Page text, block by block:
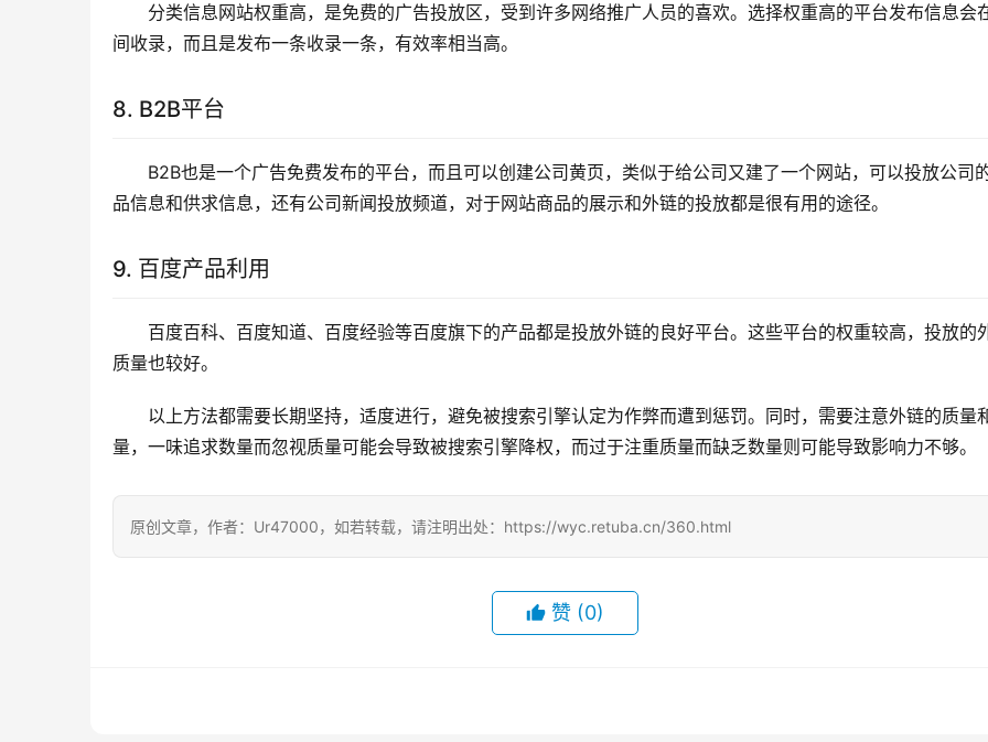
分类信息网站权重高，是免费的广告投放区，受到许多网络推广人员的喜欢。选择权重高的平台发布信息会
间收录，而且是发布一条收录一条，有效率相当高。
8. B2B平台
B2B也是一个广告免费发布的平台，而且可以创建公司黄页，类似于给公司又建了一个网站，可以投放公司
品信息和供求信息，还有公司新闻投放频道，对于网站商品的展示和外链的投放都是很有用的途径。
9. 百度产品利用
百度百科、百度知道、百度经验等百度旗下的产品都是投放外链的良好平台。这些平台的权重较高，投放的
质量也较好。
以上方法都需要长期坚持，适度进行，避免被搜索引擎认定为作弊而遭到惩罚。同时，需要注意外链的质量
量，一味追求数量而忽视质量可能会导致被搜索引擎降权，而过于注重质量而缺乏数量则可能导致影响力不够。
原创文章，作者：Ur47000，如若转载，请注明出处：https://wyc.retuba.cn/360.html
赞 (0)